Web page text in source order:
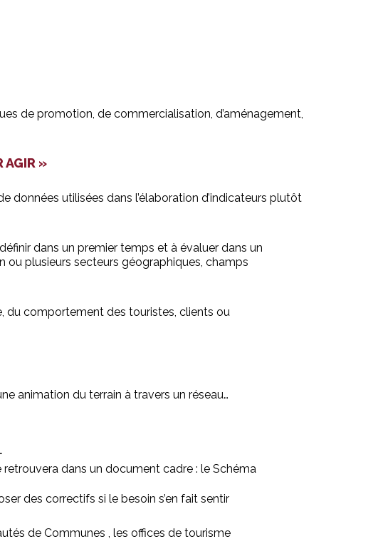
de promotion, de commercialisation, d’aménagement,
AGIR »
données utilisées dans l’élaboration d’indicateurs plutôt
dans un premier temps et à évaluer dans un
plusieurs secteurs géographiques, champs
du comportement des touristes, clients ou
animation du terrain à travers un réseau…
dans un document cadre : le Schéma
des correctifs si le besoin s’en fait sentir
de Communes , les offices de tourisme